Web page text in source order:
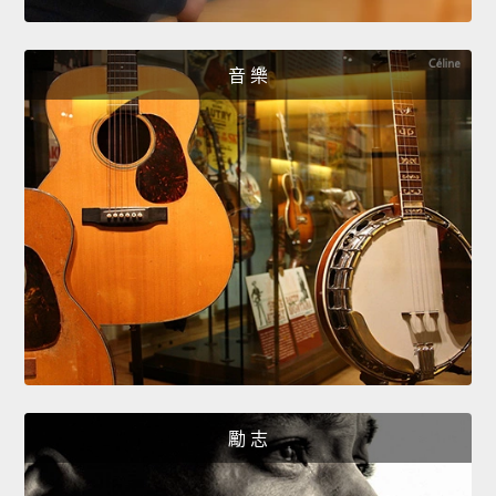
音 樂
勵 志